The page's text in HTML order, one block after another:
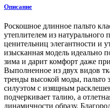
Описание
Роскошное длинное пальто
утеплителем из натурального
ценительниц элегантности и
изысканная модель идеально
зима и дарит комфорт даже
Выполненное из двух видов
тренды высокой моды, пальто
силуэтом с изящным
подчеркивает талию, а
динамичности образу.